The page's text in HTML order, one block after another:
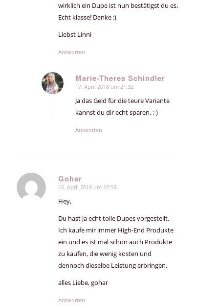
wirklich ein Dupe ist nun bestätigst du es.
Echt klasse! Danke :)
Liebst Linni
Antworten
Marie-Theres Schindler
sagte:
17. April 2018 um 21:32
Ja das Geld für die teure Variante
kannst du dir echt sparen. :-)
Antworten
Gohar
sagte:
16. April 2018 um 22:59
Hey,
Du hast ja echt tolle Dupes vorgestellt.
Ich kaufe mir immer High-End Produkte
ein und es ist mal schön auch Produkte
zu kaufen, die wenig kosten und
dennoch dieselbe Leistung erbringen.
alles Liebe, gohar
Antworten